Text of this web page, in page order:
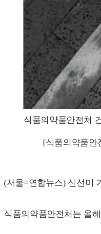
식품의약품안전처
[식품의약품안
(서울=연합뉴스) 신선미
식품의약품안전처는 올